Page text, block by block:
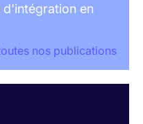
d'intégration en
nos publications